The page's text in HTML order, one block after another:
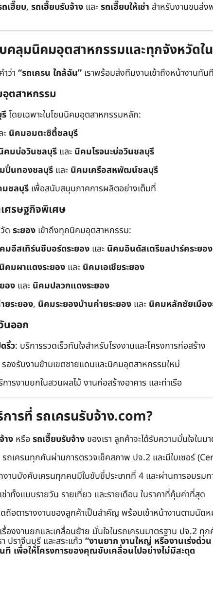
ถเฮี๊ยบ, รถเฮี๊ยบรับจ้าง และรถเฮี๊ยบให้เช่า สำหรับงานขนส่ง
คลุมนิคมอุตสาหกรรมและทุกจังหวัดใ
ว่า “รถเครน ใกล้ฉัน” เราพร้อมส่งทีมงานเข้าถึงหน้างาน
ตสาหกรรม
โดยเฉพาะในโซนนิคมอุตสาหกรรมหลัก:
ะ นิคมอมตะซิตี้ชลบุรี
คมบ่อวินชลบุรี และ นิคมโรจนะบ่อวินชลบุรี
ปิ่นทองชลบุรี และ นิคมเครือสหพัฒน์ชลบุรี
ชลบุรี เพื่อสนับสนุนภาคการผลิตอย่างเต็มที่
ศรษฐกิจพิเศษ
ด ระยอง เข้าถึงทุกนิคมอุตสาหกรรม:
มอีสเทิร์นซีบอร์ดระยอง และ นิคมอินดัสเตรียลปาร์คระยอง
นิคมผาแดงระยอง และ นิคมเอเชียระยอง
อง และ นิคมปลวกแดงระยอง
ยระยอง, นิคมระยองบ้านค่ายระยอง และ นิคมหลักชัยเมือง
นออก
ริ้ว: บริการรวดเร็วทันใจสำหรับโรงงานและโครงการก่อสร้าง
องรับงานข้ามเขตชายแดนและนิคมอุตสาหกรรมใหม่
การงานยกในสวนผลไม้ งานก่อสร้างอาคาร และท่าเรือ
การที่ รถเครนรับจ้าง.com?
าง หรือรถเฮี๊ยบรับจ้าง ของเรา ลูกค้าจะได้รับความมั่นใจในม
รถเครนทุกคันผ่านการตรวจเช็คสภาพ ปจ.2 และมีใบเซอร์
านบังคับเครนทุกคนมีใบขับขี่ประเภทที่ 4 และผ่านการอบ
ช่าทั้งแบบรายวัน รายเที่ยว และรายเดือน ในราคาที่คุ้มค่าที่สุด
ดถือตารางงานของลูกค้าเป็นสำคัญ พร้อมเข้าหน้างานตามนัด
องงานยกและเคลื่อนย้าย มั่นใจในรถเครนมาตรฐาน ปจ.2
ปราจีนบุรี และสระแก้ว “งานยาก งานใหญ่ หรืองานเร่งด่ว
ที เพื่อให้โครงการของคุณขับเคลื่อนไปอย่างไม่มีสะดุด